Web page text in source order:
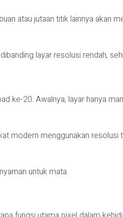
atau jutaan titik lainnya akan
layar resolusi rendah,
ke-20. Awalnya, layar hanya
modern menggunakan
untuk mata.